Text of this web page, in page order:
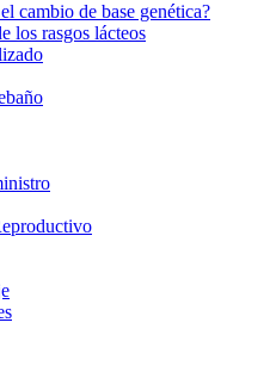
cambio de base genética?
los rasgos lácteos